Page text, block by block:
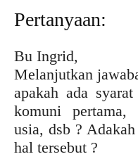
Pertanyaan:
Bu Ingrid,
Melanjutkan
apakah ada
komuni pertama,
usia, dsb ?
hal tersebut ?